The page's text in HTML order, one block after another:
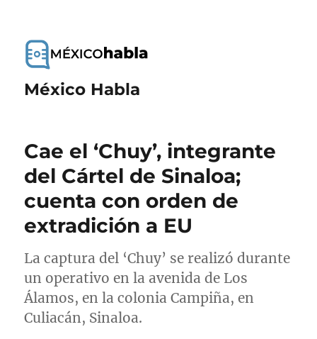
México Habla
Cae el ‘Chuy’, integrante
del Cártel de Sinaloa;
cuenta con orden de
extradición a EU
La captura del ‘Chuy’ se realizó durante
un operativo en la avenida de Los
Álamos, en la colonia Campiña, en
Culiacán, Sinaloa.